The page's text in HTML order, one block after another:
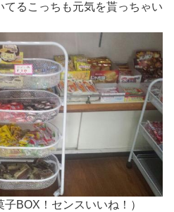
るこっちも元気を貰っちゃい
子BOX！センスいいね！）